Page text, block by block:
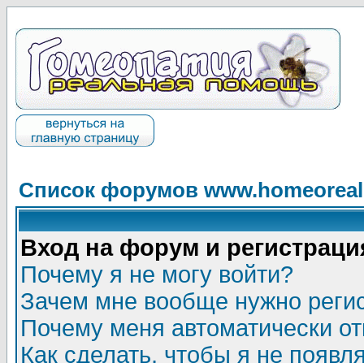
Список форумов
Вход на форум и
Почему я не могу войти?
Зачем мне вообще нужно
Почему меня автоматически
Как сделать, чтобы я не